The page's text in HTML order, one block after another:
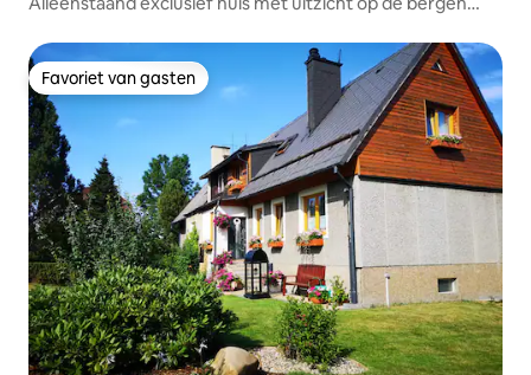
Favoriet van gasten
Favoriet van gasten